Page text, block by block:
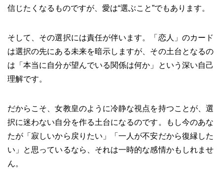
信じたくなるものですが、愛は“選ぶこと”でもあります。
そして、その選択には責任が伴います。「恋人」のカード
は選択の先にある未来を暗示しますが、その土台となるの
は「本当に自分が望んでいる関係は何か」という深い自己
理解です。
だからこそ、女教皇のように冷静な視点を持つことが、選
択に迷わない自分を作る土台になるのです。もし今のあな
たが「寂しいから戻りたい」「一人が不安だから復縁した
い」と思っているなら、それは一時的な感情かもしれませ
ん。